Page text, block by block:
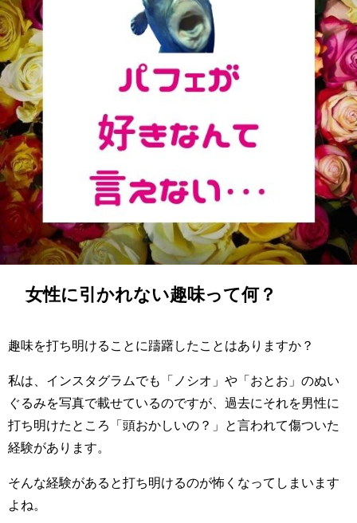
女性に引かれない趣味って何？
趣味を打ち明けることに躊躇したことはありますか？
私は、インスタグラムでも「ノシオ」や「おとお」のぬい
ぐるみを写真で載せているのですが、過去にそれを男性に
打ち明けたところ「頭おかしいの？」と言われて傷ついた
経験があります。
そんな経験があると打ち明けるのが怖くなってしまいます
よね。